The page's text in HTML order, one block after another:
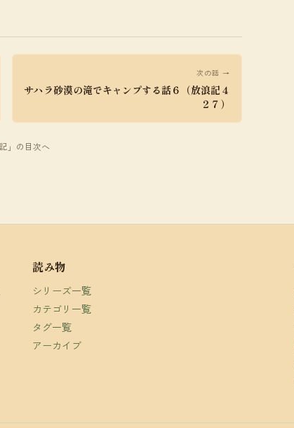
次の話 →
サハラ砂漠の滝でキャンプする話６（放浪記４
２７）
」の目次へ
読み物
シリーズ一覧
カテゴリ一覧
タグ一覧
アーカイブ